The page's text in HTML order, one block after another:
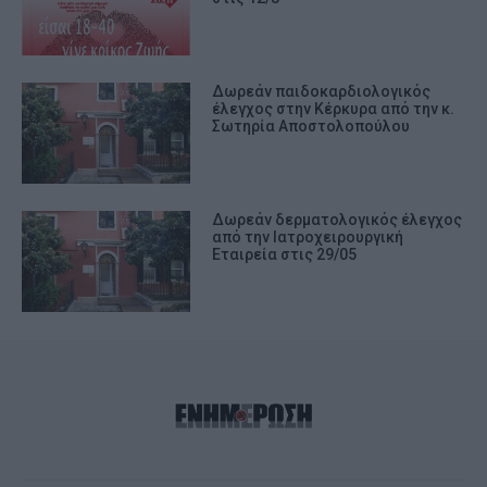
Δωρεάν παιδοκαρδιολογικός
έλεγχος στην Κέρκυρα από την κ.
Σωτηρία Αποστολοπούλου
Δωρεάν δερματολογικός έλεγχος
από την Ιατροχειρουργική
Εταιρεία στις 29/05